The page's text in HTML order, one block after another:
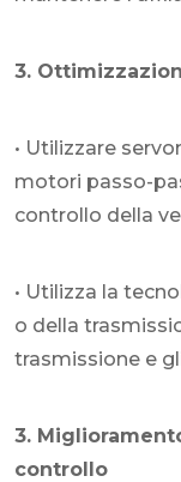
3.
• Utilizzare
motori passo-
controllo della
• Utilizza la
o della
trasmissione e
3.
controllo